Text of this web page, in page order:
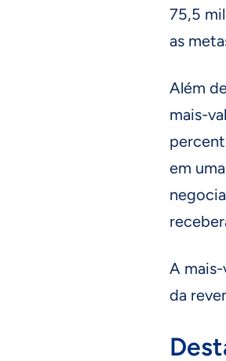
75,5
as
Além
mais-
em
A
da